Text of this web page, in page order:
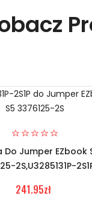
Do Jumper EZbook
2S,U3285131P-
241.95zł